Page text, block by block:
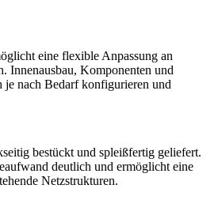
eine flexible Anpassung an
Innenausbau, Komponenten und
je nach Bedarf konfigurieren und
bestückt und spleißfertig geliefert.
deutlich und ermöglicht eine
Netzstrukturen.